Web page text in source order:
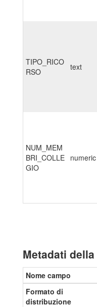
TIPO_RICO
RSO
text
NUM_MEM
BRI_COLLE
GIO
numeric
Metadati
Nome campo
Formato di
distribuzione